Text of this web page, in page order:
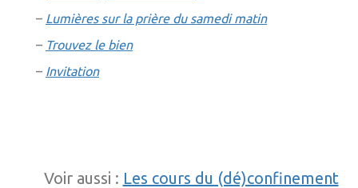
– Lumières sur la prière du samedi matin
– Trouvez le bien
– Invitation
Voir aussi : Les cours du (dé)confinement